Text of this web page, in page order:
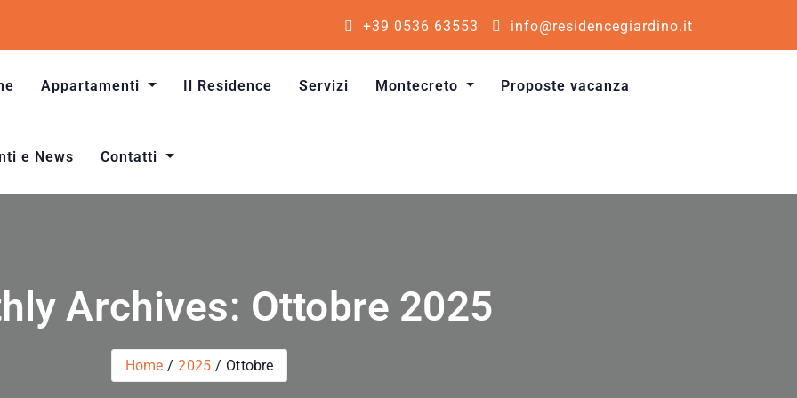
+39 0536 63553 info@residencegiardino.it
Appartamenti Il Residence Servizi Montecreto Proposte vacanza
e News Contatti
Archives: Ottobre 2025
Home 2025 Ottobre